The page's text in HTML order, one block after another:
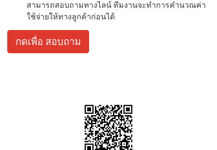
สามารถสอบถามทางไลน์ ทีมงานจะทำการคำนวณค่า
ใช้จ่ายให้ทางลูกค้าก่อนได้
กดเพื่อ สอบถาม